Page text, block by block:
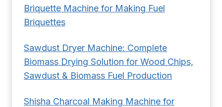
Briquette Machine for Making Fuel
Briquettes
Sawdust Dryer Machine: Complete
Biomass Drying Solution for Wood Chips,
Sawdust & Biomass Fuel Production
Shisha Charcoal Making Machine for